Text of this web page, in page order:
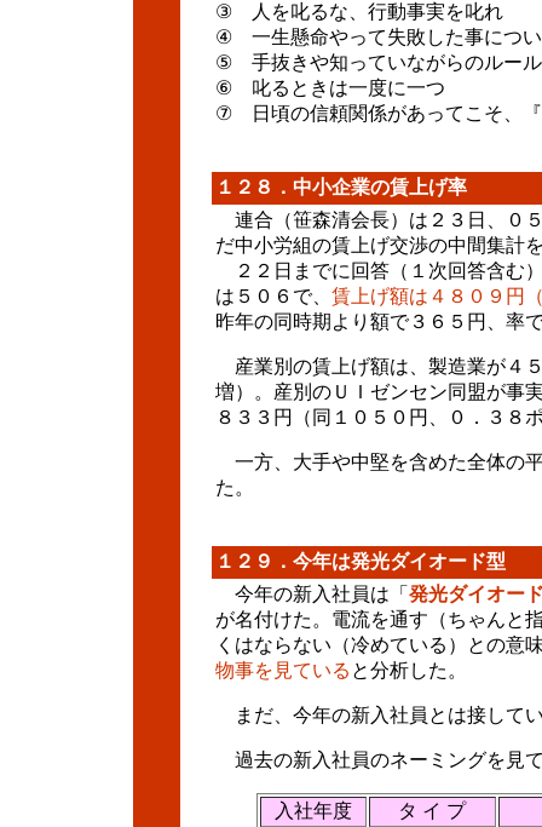
③ 人を叱るな、行動事実を叱れ
④ 一生懸命やって失敗した事につ
⑤ 手抜きや知っていながらのルー
⑥ 叱るときは一度に一つ
⑦ 日頃の信頼関係があってこそ、
１２８．中小企業の賃上げ率
連合（笹森清会長）は２３日、０
だ中小労組の賃上げ交渉の中間集計
２２日までに回答（１次回答含む
は５０６で、 賃上げ額は４８０９円
昨年の同時期より額で３６５円、率
産業別の賃上げ額は、製造業が４
増）。産別のＵＩゼンセン同盟が事
８３３円（同１０５０円、０．３８
一方、大手や中堅を含めた全体の
た。
１２９．今年は発光ダイオード型
今年の新入社員は「 発光ダイオー
が名付けた。電流を通す（ちゃんと
くはならない（冷めている）との意
物事を見ている と分析した。
まだ、今年の新入社員とは接して
過去の新入社員のネーミングを見
入社年度 タ イ プ